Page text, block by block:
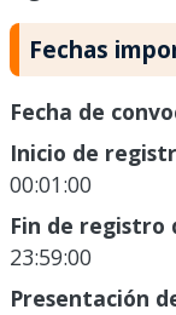
Fechas
Fecha de
Inicio de
00:01:00
Fin de registro
23:59:00
Presentación